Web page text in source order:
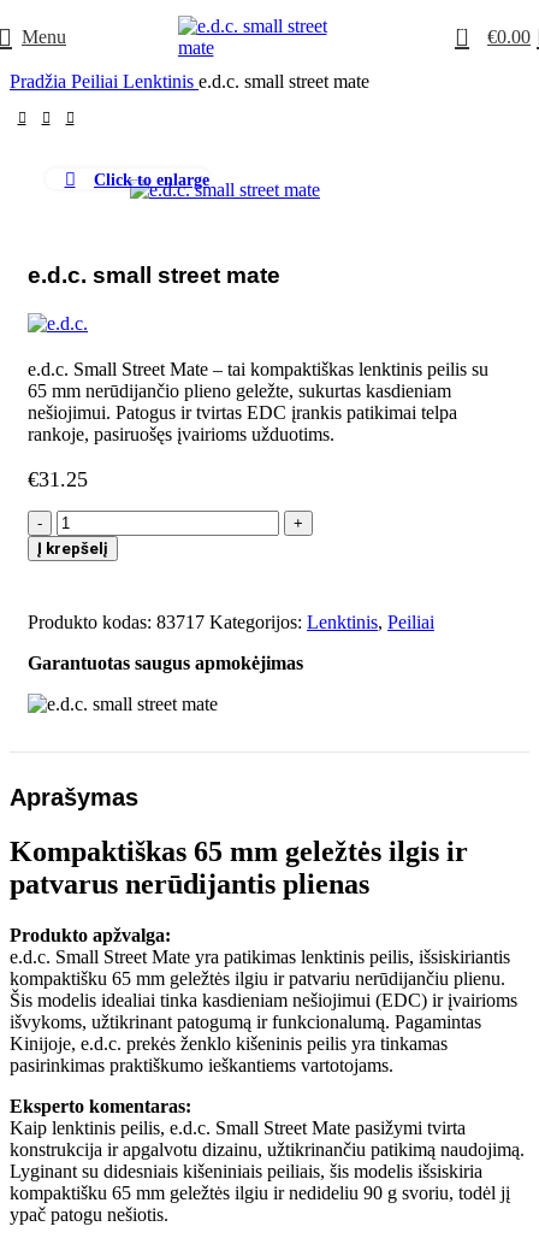
Menu 0 €0.00
Pradžia Peiliai Lenktinis e.d.c. small street mate
Click to enlarge
e.d.c. small street mate
e.d.c. Small Street Mate – tai kompaktiškas lenktinis peilis su
65 mm nerūdijančio plieno geležte, sukurtas kasdieniam
nešiojimui. Patogus ir tvirtas EDC įrankis patikimai telpa
rankoje, pasiruošęs įvairioms užduotims.
€31.25
produkto
kiekis:
e.d.c.
mate
Į krepšelį
Produkto kodas: 83717 Kategorijos: Lenktinis, Peiliai
Garantuotas saugus apmokėjimas
Aprašymas
Kompaktiškas 65 mm geležtės ilgis ir
patvarus nerūdijantis plienas
Produkto apžvalga:
e.d.c. Small Street Mate yra patikimas lenktinis peilis, išsiskiriantis
kompaktišku 65 mm geležtės ilgiu ir patvariu nerūdijančiu plienu.
Šis modelis idealiai tinka kasdieniam nešiojimui (EDC) ir įvairioms
išvykoms, užtikrinant patogumą ir funkcionalumą. Pagamintas
Kinijoje, e.d.c. prekės ženklo kišeninis peilis yra tinkamas
pasirinkimas praktiškumo ieškantiems vartotojams.
Eksperto komentaras:
Kaip lenktinis peilis, e.d.c. Small Street Mate pasižymi tvirta
konstrukcija ir apgalvotu dizainu, užtikrinančiu patikimą naudojimą.
Lyginant su didesniais kišeniniais peiliais, šis modelis išsiskiria
kompaktišku 65 mm geležtės ilgiu ir nedideliu 90 g svoriu, todėl jį
ypač patogu nešiotis.